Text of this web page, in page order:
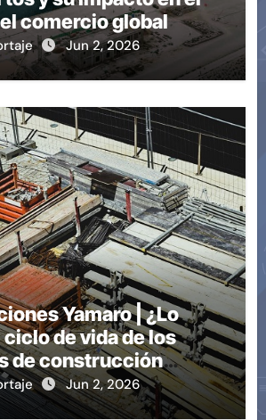
comercio global
Jun 2, 2026
Yamaro | ¿Lo
ciclo de vida de los
de construcción
eficiencia en
modernos
Jun 2, 2026